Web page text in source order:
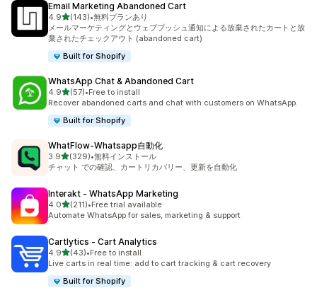
Email Marketing Abandoned Cart
4.95つ星中
(143)
合計レビュー数：143件
•無料プランあり
メールマーケティングとウェブプッシュ通知による放棄されたカートと放
棄されたチェックアウト (abandoned cart)
Built for Shopify
WhatsApp Chat & Abandoned Cart
4.95つ星中
(57)
合計レビュー数：57件
•Free to install
Recover abandoned carts and chat with customers on WhatsApp.
Built for Shopify
WhatFlow‑Whatsapp自動化
3.95つ星中
(329)
合計レビュー数：329件
•無料インストール
チャット での確認、カートリカバリー、更新を自動化
Interakt ‑ WhatsApp Marketing
4.05つ星中
(211)
合計レビュー数：211件
•Free trial available
Automate WhatsApp for sales, marketing & support
Cartlytics ‑ Cart Analytics
4.95つ星中
(43)
合計レビュー数：43件
•Free to install
Live carts in real time: add to cart tracking & cart recovery
Built for Shopify